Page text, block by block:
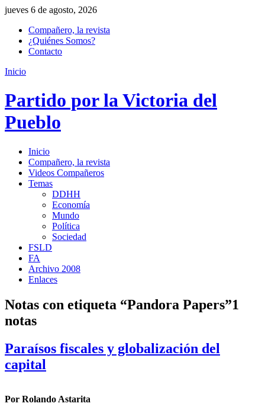
jueves 6 de agosto, 2026
Compañero, la revista
¿Quiénes Somos?
Contacto
Inicio
Partido por la Victoria del
Pueblo
Inicio
Compañero, la revista
Videos Compañeros
Temas
DDHH
Economía
Mundo
Política
Sociedad
FSLD
FA
Archivo 2008
Enlaces
Notas con etiqueta “Pandora Papers”1
notas
Paraísos fiscales y globalización del
capital
Por Rolando Astarita